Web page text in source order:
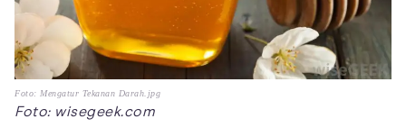
Foto: Mengatur Tekanan Darah.jpg
Foto: wisegeek.com